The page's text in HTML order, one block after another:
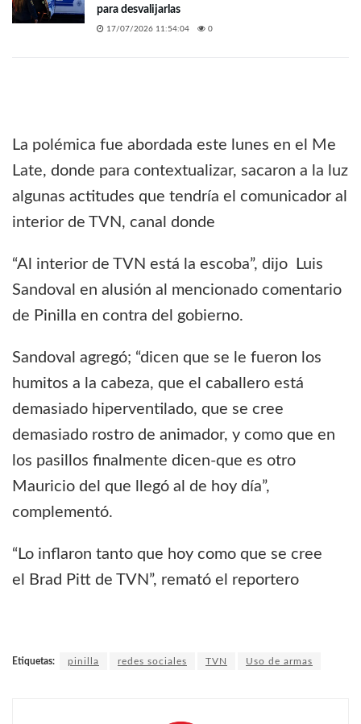
para desvalijarlas
17/07/2026 11:54:04 0
La polémica fue abordada este lunes en el Me
Late, donde para contextualizar, sacaron a la luz
algunas actitudes que tendría el comunicador al
interior de TVN, canal donde
“Al interior de TVN está la escoba”, dijo Luis
Sandoval en alusión al mencionado comentario
de Pinilla en contra del gobierno.
Sandoval agregó; “dicen que se le fueron los
humitos a la cabeza, que el caballero está
demasiado hiperventilado, que se cree
demasiado rostro de animador, y como que en
los pasillos finalmente dicen-que es otro
Mauricio del que llegó al de hoy día”,
complementó.
“Lo inflaron tanto que hoy como que se cree
el Brad Pitt de TVN”, remató el reportero
Etiquetas: pinilla redes sociales TVN Uso de armas